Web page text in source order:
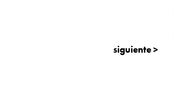
siguiente >